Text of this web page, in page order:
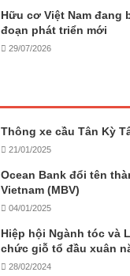
Hữu cơ Việt Nam đang
đoạn phát triển mới
29/07/2026
Thông xe cầu Tân Kỳ
21/01/2025
Ocean Bank đổi tên
Vietnam (MBV)
04/01/2025
Hiệp hội Ngành tóc và
chức giỗ tổ đầu xuân
28/02/2024